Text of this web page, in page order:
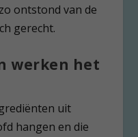
ontstond van de
gerecht.
werken het
uit
hangen en die